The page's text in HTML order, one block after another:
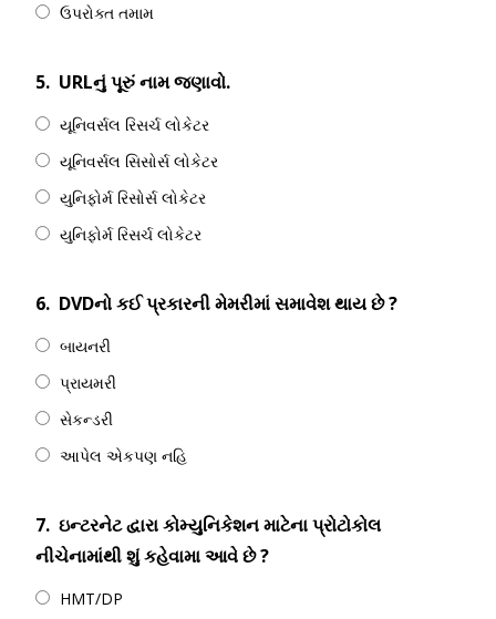
ઉપરોક્ત તમામ
5. URLનું પૂરું નામ જણાવો.
યૂનિવર્સલ રિસર્ચ લોકેટર
યૂનિવર્સલ સિસોર્સ લોકેટર
યુનિફોર્મ રિસોર્સ લોકેટર
યુનિફોર્મ રિસર્ચ લોકેટર
6. DVDનો કઈ પ્રકારની મેમરીમાં સમાવેશ થાય છે ?
બાયનરી
પ્રાયમરી
સેકન્ડરી
આપેલ એકપણ નહિ
7. ઇન્ટરનેટ દ્વારા કોમ્યુનિકેશન માટેના પ્રોટોકોલ
નીચેનામાંથી શું કહેવામા આવે છે ?
HMT/DP